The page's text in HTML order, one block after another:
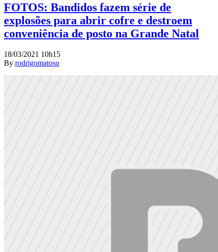
FOTOS: Bandidos fazem série de
explosões para abrir cofre e destroem
conveniência de posto na Grande Natal
18/03/2021 10h15
By rodrigomatoso